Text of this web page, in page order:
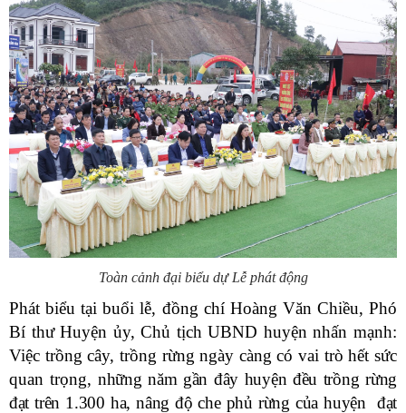
Toàn cảnh đại biểu dự Lễ phát động
Phát biểu tại buổi lễ, đồng chí Hoàng Văn Chiều, Phó
Bí thư Huyện ủy, Chủ tịch UBND huyện nhấn mạnh:
Việc trồng cây, trồng rừng ngày càng có vai trò hết sức
quan trọng, những năm gần đây huyện đều trồng rừng
đạt trên 1.300 ha, nâng độ che phủ rừng của huyện đạt